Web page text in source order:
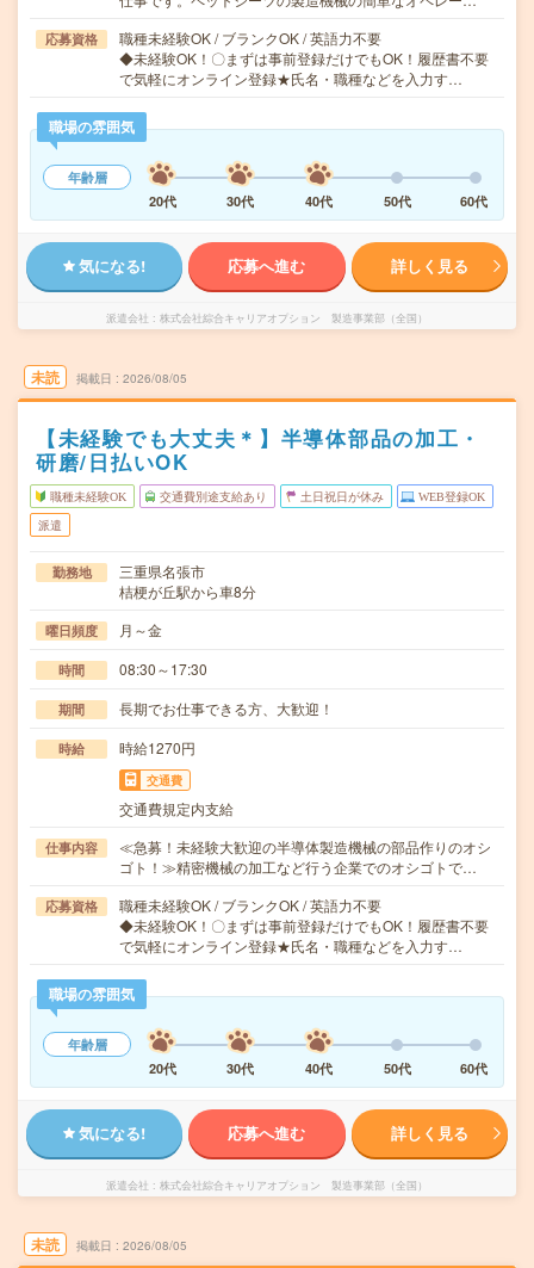
応募資格
職種未経験OK / ブランクOK / 英語力不要
◆未経験OK！〇まずは事前登録だけでもOK！履歴書不要
で気軽にオンライン登録★氏名・職種などを入力す…
職場の雰囲気
年齢層
20代
30代 40代 50代 60代
気になる! 応募へ進む 詳しく見る
派遣会社 株式会社綜合キャリアオプション 製造事業部（全国）
未読 掲載日 2026/08/05
【未経験でも大丈夫＊】半導体部品の加工・
研磨/日払いOK
職種未経験OK 交通費別途支給あり 土日祝日が休み WEB登録OK
派遣
勤務地
三重県名張市
桔梗が丘駅から車8分
曜日頻度 月～金
時間 08:30～17:30
期間 長期でお仕事できる方、大歓迎！
時給 時給1270円
交通費
交通費規定内支給
仕事内容
≪急募！未経験大歓迎の半導体製造機械の部品作りのオシ
ゴト！≫精密機械の加工など行う企業でのオシゴトで…
応募資格
職種未経験OK / ブランクOK / 英語力不要
◆未経験OK！〇まずは事前登録だけでもOK！履歴書不要
で気軽にオンライン登録★氏名・職種などを入力す…
職場の雰囲気
年齢層
20代
30代 40代 50代 60代
気になる! 応募へ進む 詳しく見る
派遣会社 株式会社綜合キャリアオプション 製造事業部（全国）
未読 掲載日 2026/08/05